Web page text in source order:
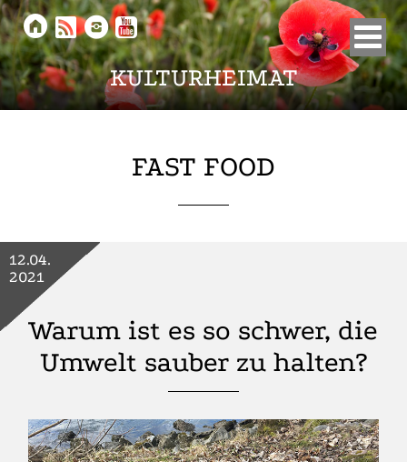
KULTURHEIMAT
    
FAST FOOD
Warum ist es so schwer, die
Umwelt sauber zu halten?
12.04.
2021